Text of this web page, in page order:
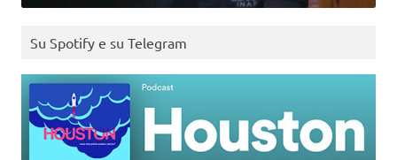
Su Spotify e su Telegram